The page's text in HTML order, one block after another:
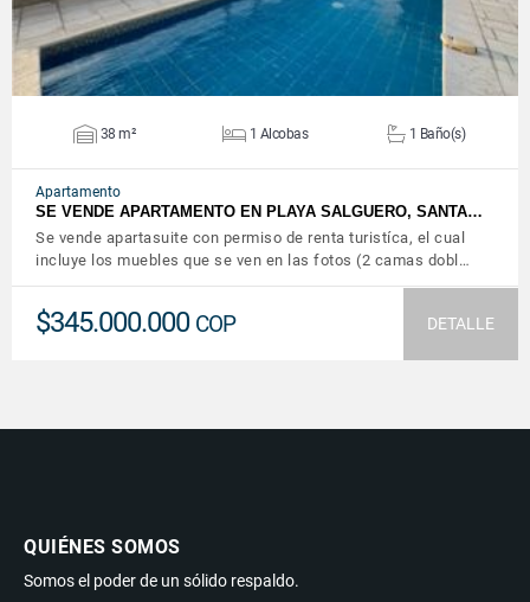
38 m² 1 Alcobas 1 Baño(s)
Apartamento
SE VENDE APARTAMENTO EN PLAYA SALGUERO, SANTA…
Se vende apartasuite con permiso de renta turistíca, el cual
incluye los muebles que se ven en las fotos (2 camas dobl…
$345.000.000 COP DETALLE
QUIÉNES SOMOS
Somos el poder de un sólido respaldo.